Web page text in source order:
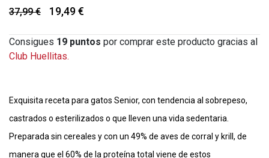
37,99 € 19,49 €
Consigues 19 puntos por comprar este producto gracias al
Club Huellitas.
Exquisita receta para gatos Senior, con tendencia al sobrepeso,
castrados o esterilizados o que lleven una vida sedentaria.
Preparada sin cereales y con un 49% de aves de corral y krill, de
manera que el 60% de la proteína total viene de estos